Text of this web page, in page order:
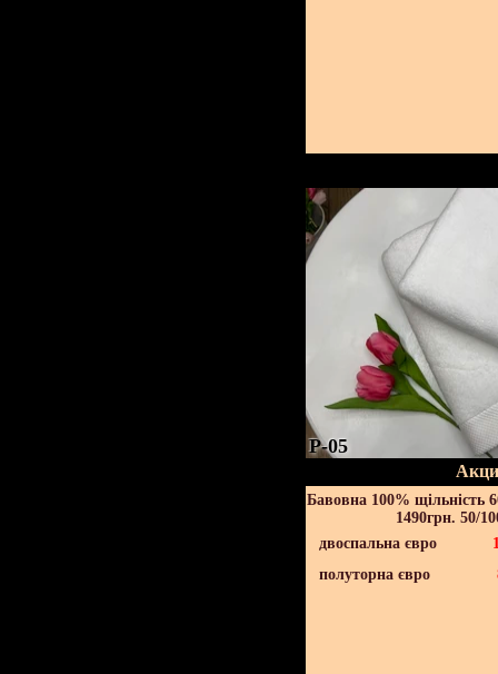
P-05
Бавовна 100% щільність
1490грн. 50/
двоспальна євро
полуторна євро